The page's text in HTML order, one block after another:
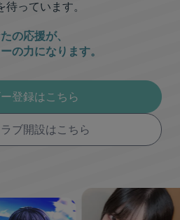
待っています。
の応援が、
の力になります。
登録はこちら
ブ開設はこちら